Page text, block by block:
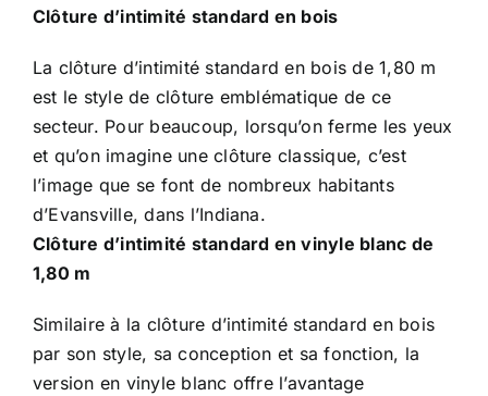
Clôture d’intimité standard en bois
La clôture d’intimité standard en bois de 1,80 m
est le style de clôture emblématique de ce
secteur. Pour beaucoup, lorsqu’on ferme les yeux
et qu’on imagine une clôture classique, c’est
l’image que se font de nombreux habitants
d’Evansville, dans l’Indiana.
Clôture d’intimité standard en vinyle blanc de
1,80 m
Similaire à la clôture d’intimité standard en bois
par son style, sa conception et sa fonction, la
version en vinyle blanc offre l’avantage